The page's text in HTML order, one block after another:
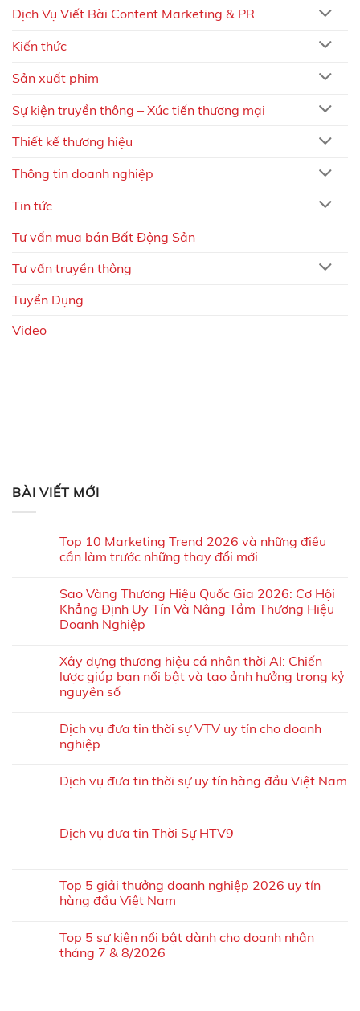
Dịch Vụ Viết Bài Content Marketing & PR
Kiến thức
Sản xuất phim
Sự kiện truyền thông – Xúc tiến thương mại
Thiết kế thương hiệu
Thông tin doanh nghiệp
Tin tức
Tư vấn mua bán Bất Động Sản
Tư vấn truyền thông
Tuyển Dụng
Video
BÀI VIẾT MỚI
Top 10 Marketing Trend 2026 và những điều
cần làm trước những thay đổi mới
Sao Vàng Thương Hiệu Quốc Gia 2026: Cơ Hội
Khẳng Định Uy Tín Và Nâng Tầm Thương Hiệu
Doanh Nghiệp
Xây dựng thương hiệu cá nhân thời AI: Chiến
lược giúp bạn nổi bật và tạo ảnh hưởng trong kỷ
nguyên số
Dịch vụ đưa tin thời sự VTV uy tín cho doanh
nghiệp
Dịch vụ đưa tin thời sự uy tín hàng đầu Việt Nam
Dịch vụ đưa tin Thời Sự HTV9
Top 5 giải thưởng doanh nghiệp 2026 uy tín
hàng đầu Việt Nam
Top 5 sự kiện nổi bật dành cho doanh nhân
tháng 7 & 8/2026